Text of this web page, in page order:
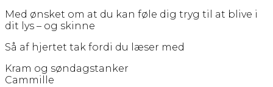
Med ønsket om at du kan føle dig tryg til at blive i
dit lys – og skinne
Så af hjertet tak fordi du læser med
Kram og søndagstanker
Cammille